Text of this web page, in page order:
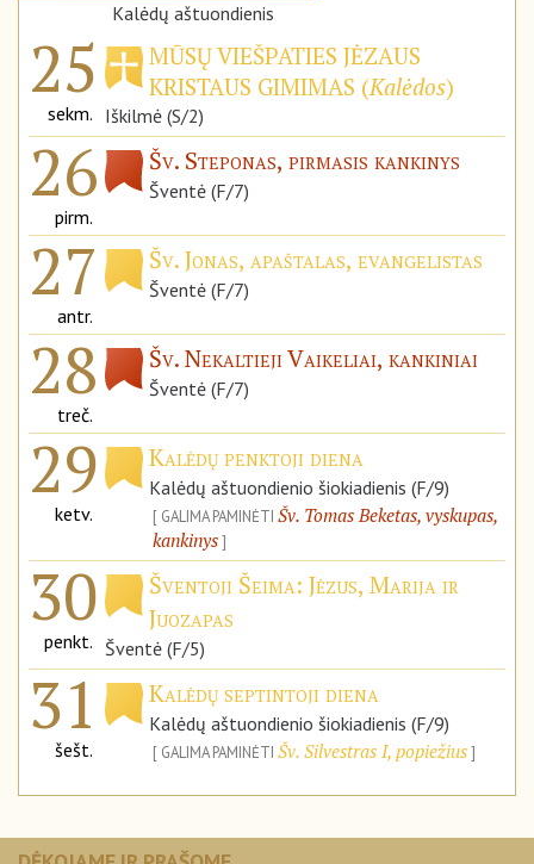
Kalėdų aštuondienis
25
sekm.
MŪSŲ VIEŠPATIES JĖZAUS
KRISTAUS GIMIMAS (Kalėdos)
Iškilmė (S/2)
26
pirm.
Šv. Steponas, pirmasis kankinys
Šventė (F/7)
27
antr.
Šv. Jonas, apaštalas, evangelistas
Šventė (F/7)
28
treč.
Šv. Nekaltieji Vaikeliai, kankiniai
Šventė (F/7)
29
ketv.
Kalėdų penktoji diena
Kalėdų aštuondienio šiokiadienis (F/9)
GALIMA PAMINĖTI Šv. Tomas Beketas, vyskupas,
kankinys
30
penkt.
Šventoji Šeima: Jėzus, Marija ir
Juozapas
Šventė (F/5)
31
šešt.
Kalėdų septintoji diena
Kalėdų aštuondienio šiokiadienis (F/9)
GALIMA PAMINĖTI Šv. Silvestras I, popiežius